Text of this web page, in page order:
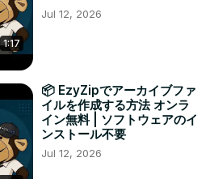
1:17
Jul 12, 2026
📦 EzyZipでアーカイブファ
イルを作成する方法 オンラ
イン無料 | ソフトウェアのイ
ンストール不要
Jul 12, 2026